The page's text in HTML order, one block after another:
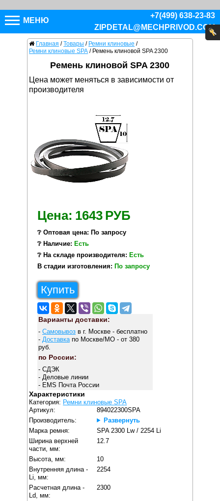
МЕНЮ
+7(499) 638-23-83
ZIPDETAL@MECHPRIVOD.COM
Главная / Товары / Ремни клиновые /
Ремни клиновые SPA / Ремень клиновой SPA 2300
Ремень клиновой SPA 2300
Цена может меняться в зависимости от
производителя
Цена: 1643 РУБ
❔ Оптовая цена: По запросу
❔ Наличие: Есть
❔ На складе производителя: Есть
В стадии изготовления: По запросу
Купить
Варианты доставки:
- Самовывозв г. Москве - бесплатно
- Доставкапо Москве/МО - от 380
руб.
по России:
- СДЭК
- Деловые линии
- EMS Почта России
Характеристики
Категория: Ремни клиновые SPA
Артикул:
894022300SPA
Производитель:
Развернуть
Марка ремня:
SPA 2300 Lw / 2254 Li
Ширина верхней
части, мм:
12.7
Высота, мм:
10
Внутренняя длина -
Li, мм:
2254
Расчетная длина -
Ld, мм:
2300